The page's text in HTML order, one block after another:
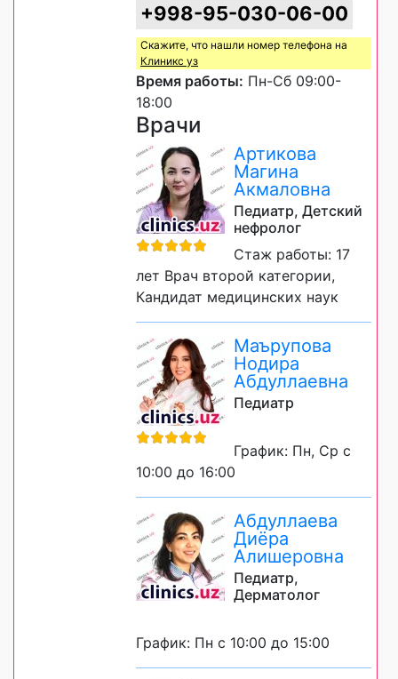
+998-95-030-06-00
Скажите, что нашли номер телефона на
Клиникс уз
Время работы: Пн-Сб 09:00-
18:00
Врачи
Артикова
Магина
Акмаловна
Педиатр, Детский
нефролог
Стаж работы: 17
лет Врач второй категории,
Кандидат медицинских наук
Маърупова
Нодира
Абдуллаевна
Педиатр
График: Пн, Ср с
10:00 до 16:00
Абдуллаева
Диёра
Алишеровна
Педиатр,
Дерматолог
График: Пн с 10:00 до 15:00